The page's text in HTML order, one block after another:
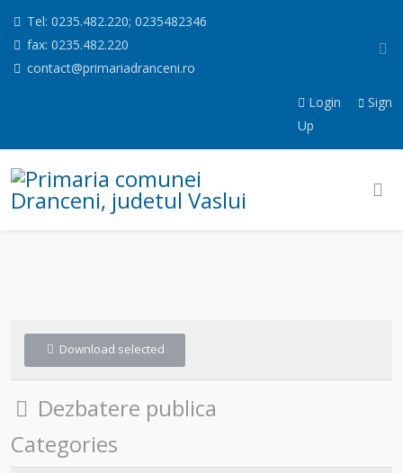
Tel: 0235.482.220; 0235482346
fax: 0235.482.220
contact@primariadranceni.ro
Login
Sign
Up
Download selected
Folder
Dezbatere publica
Categories